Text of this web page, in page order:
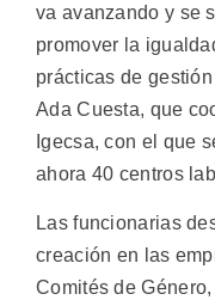
va avanzando y se
promover la
prácticas de
Ada Cuesta, que
Igecsa, con el que
ahora 40 centros
Las funcionarias
creación en las
Comités de